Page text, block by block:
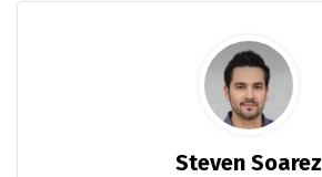
Steven Soarez